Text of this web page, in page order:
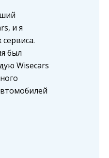
и я
был
Wisecars